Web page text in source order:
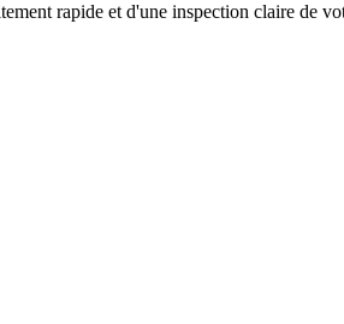
rapide et d'une inspection claire de